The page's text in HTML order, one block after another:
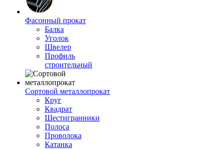
Фасонный прокат
Балка
Уголок
Швелер
Профиль
строительный
Сортовой металлопрокат
Круг
Квадрат
Шестигранники
Полоса
Проволока
Катанка